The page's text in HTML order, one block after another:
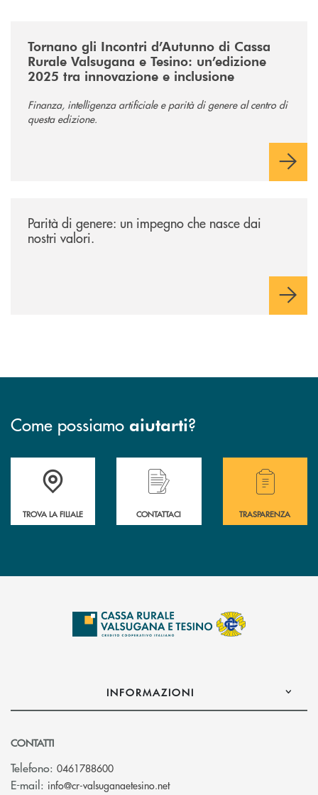
Tornano gli Incontri d’Autunno di Cassa
Rurale Valsugana e Tesino: un’edizione
2025 tra innovazione e inclusione
Finanza, intelligenza artificiale e parità di genere al centro di
questa edizione.
Parità di genere: un impegno che nasce dai
nostri valori.
Come possiamo aiutarti?
Accedi all' elenco completo delle filiali .
TROVA LA FILIALE
Hai bisogno di assistenza immediata?
CONTATTACI
Hai bisogno di
TRASPARENZA
INFORMAZIONI
CONTATTI
Telefono: 0461788600
E-mail: info@cr-valsuganaetesino.net(si apre l’app di posta